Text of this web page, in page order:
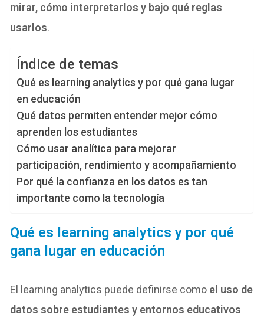
mirar, cómo interpretarlos y bajo qué reglas
usarlos.
Índice de temas
Qué es learning analytics y por qué gana lugar
en educación
Qué datos permiten entender mejor cómo
aprenden los estudiantes
Cómo usar analítica para mejorar
participación, rendimiento y acompañamiento
Por qué la confianza en los datos es tan
importante como la tecnología
Qué es learning analytics y por qué
gana lugar en educación
El learning analytics puede definirse como el uso de
datos sobre estudiantes y entornos educativos